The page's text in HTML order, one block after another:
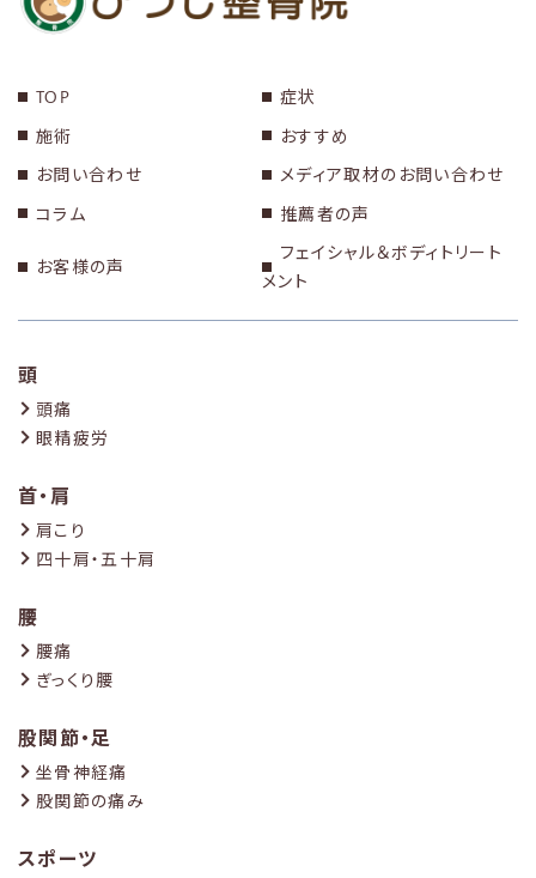
TOP
症状
施術
おすすめ
お問い合わせ
メディア取材のお問い合わせ
コラム
推薦者の声
お客様の声
フェイシャル＆ボディトリート
メント
頭
頭痛
眼精疲労
首・肩
肩こり
四十肩・五十肩
腰
腰痛
ぎっくり腰
股関節・足
坐骨神経痛
股関節の痛み
スポーツ